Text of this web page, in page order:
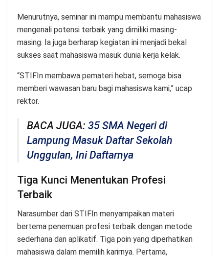
Menurutnya, seminar ini mampu membantu mahasiswa
mengenali potensi terbaik yang dimiliki masing-
masing. Ia juga berharap kegiatan ini menjadi bekal
sukses saat mahasiswa masuk dunia kerja kelak.
“STIFIn membawa pemateri hebat, semoga bisa
memberi wawasan baru bagi mahasiswa kami,” ucap
rektor.
BACA JUGA: 35 SMA Negeri di
Lampung Masuk Daftar Sekolah
Unggulan, Ini Daftarnya
Tiga Kunci Menentukan Profesi
Terbaik
Narasumber dari STIFIn menyampaikan materi
bertema penemuan profesi terbaik dengan metode
sederhana dan aplikatif. Tiga poin yang diperhatikan
mahasiswa dalam memilih karirnya. Pertama,